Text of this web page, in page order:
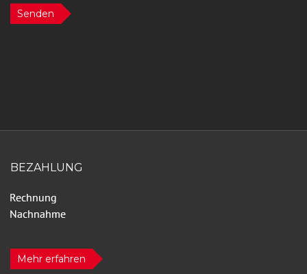
Senden
BEZAHLUNG
Mehr erfahren